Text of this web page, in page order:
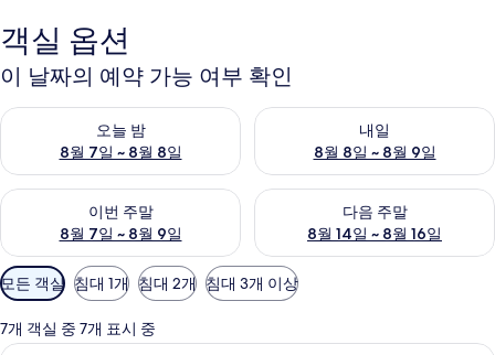
객실 옵션
이 날짜의 예약 가능 여부 확인
오늘 밤
8월 7일 ~ 8월 8일
오늘 밤 예약 가능 여부 확인, 8월 7일 ~ 8월 8일
내일
8월 8일 ~ 8월 9일
내일 예약 가능 여부 확인, 8월
이번 주말
8월 7일 ~ 8월 9일
이번 주말 예약 가능 여부 확인, 8월 7일 ~ 8월 9일
다음 주말
8월 14일 ~ 8월 16일
다음 주말 예약 가능 여부 확인,
객
실
에
사
모든 객실 침대 1개 침대 2개 침대 3개 이상
7개 객실 중 7개 표시 중
이탈리아 프레떼 시트, 고급 침구, 필로